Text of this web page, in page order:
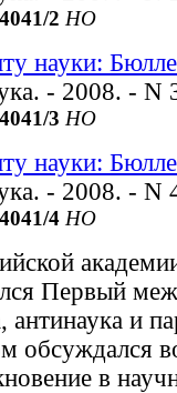
2 НО
науки:
- 2008. - N
3 НО
науки:
- 2008. - N
4 НО
Первый
антинаука и
обсуждался
в